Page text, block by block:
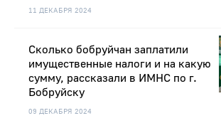
11 ДЕКАБРЯ 2024
09 ДЕКАБРЯ 2024
Сколько бобруйчан заплатили
имущественные налоги и на какую
сумму, рассказали в ИМНС по г.
Бобруйску